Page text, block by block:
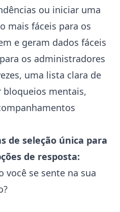
ou iniciar uma
mais fáceis para os
e geram dados fáceis
os administradores
uma lista clara de
bloqueios mentais,
de seleção única para
de resposta:
você se sente na sua